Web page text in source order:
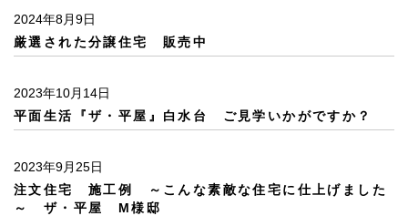
2024年8月9日
厳選された分譲住宅 販売中
2023年10月14日
平面生活『ザ・平屋』白水台 ご見学いかがですか？
2023年9月25日
注文住宅 施工例 ～こんな素敵な住宅に仕上げました
～ ザ・平屋 M様邸